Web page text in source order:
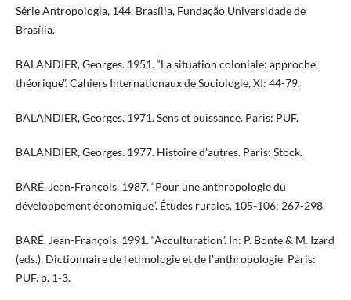
Série Antropologia, 144. Brasília, Fundação Universidade de
Brasília.
BALANDIER, Georges. 1951. “La situation coloniale: approche
théorique”. Cahiers Internationaux de Sociologie, XI: 44-79.
BALANDIER, Georges. 1971. Sens et puissance. Paris: PUF.
BALANDIER, Georges. 1977. Histoire d'autres. Paris: Stock.
BARÉ, Jean-François. 1987. “Pour une anthropologie du
développement économique”. Études rurales, 105-106: 267-298.
​​​BARÉ, Jean-François. 1991. “Acculturation”. In: P. Bonte & M. Izard
(eds.), Dictionnaire de l'ethnologie et de l'anthropologie. Paris:
PUF. p. 1-3.